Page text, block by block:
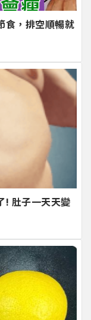
食，排空順暢就
! 肚子一天天變